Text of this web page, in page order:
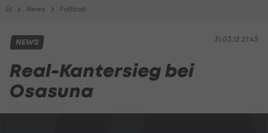
News Fußball
31.03.12 21:45
NEWS
Real-Kantersieg bei
Osasuna